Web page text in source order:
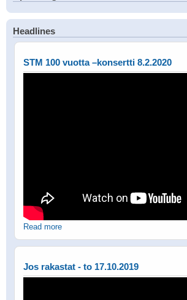
Headlines
STM 100 vuotta –konsertti 8.2.2020
Read more
Jos rakastat - to 17.10.2019